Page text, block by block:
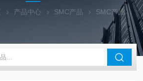
产品中心 SMC产品 SMC产品